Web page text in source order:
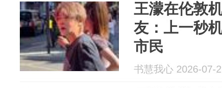
王濛在伦敦
友：上一秒
市民
书慧我心 2026-07-